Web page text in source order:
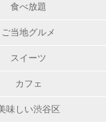
食べ放題
ご当地グルメ
スイーツ
カフェ
味しい渋谷区